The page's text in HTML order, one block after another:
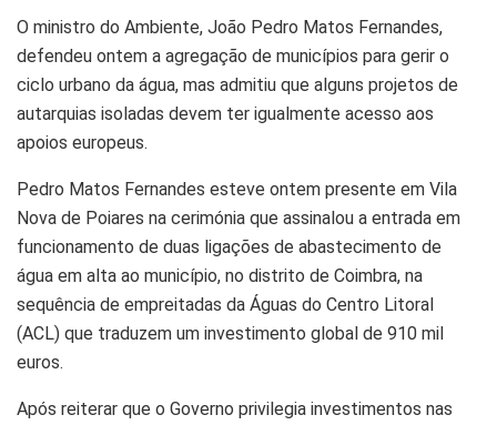
O ministro do Ambiente, João Pedro Matos Fernandes,
defendeu ontem a agregação de municípios para gerir o
ciclo urbano da água, mas admitiu que alguns projetos de
autarquias isoladas devem ter igualmente acesso aos
apoios europeus.
Pedro Matos Fernandes esteve ontem presente em Vila
Nova de Poiares na cerimónia que assinalou a entrada em
funcionamento de duas ligações de abastecimento de
água em alta ao município, no distrito de Coimbra, na
sequência de empreitadas da Águas do Centro Litoral
(ACL) que traduzem um investimento global de 910 mil
euros.
Após reiterar que o Governo privilegia investimentos nas